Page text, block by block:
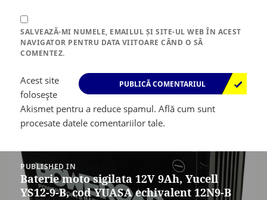
SALVEAZĂ-MI NUMELE, EMAILUL ȘI SITE-UL WEB ÎN ACEST
NAVIGATOR PENTRU DATA VIITOARE CÂND O SĂ
COMENTEZ.
Acest site
folosește
Akismet pentru a reduce spamul.Află cum sunt
procesate datele comentariilor tale.
Navigare
articole
PUBLISHED IN
Baterie moto sigilata 12V 9Ah, Yucell
YS12-9-B, cod YUASA echivalent 12N9-B